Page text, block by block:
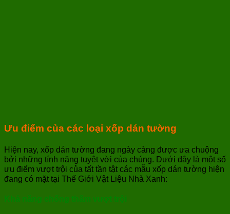
Ưu điểm của các loại xốp dán tường
Hiện nay, xốp dán tường đang ngày càng được ưa chuộng
bởi những tính năng tuyệt vời của chúng. Dưới đây là một số
ưu điểm vượt trội của tất tần tật các mẫu xốp dán tường hiện
đang có mặt tại Thế Giới Vật Liệu Nhà Xanh:
Khả năng chống thấm vượt trội